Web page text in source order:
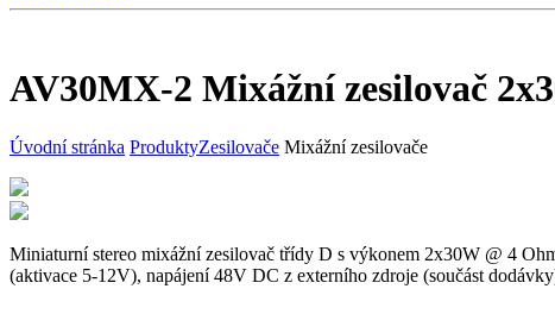
AV30MX-2 Mixážní zesilovač
Úvodní stránka ProduktyZesilovače Mixážní zesilovače
Miniaturní stereo mixážní zesilovač třídy D s výkonem 2x30W @ 4
(aktivace 5-12V), napájení 48V DC z externího zdroje (součást